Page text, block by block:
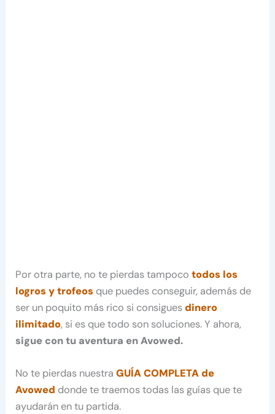
Por otra parte, no te pierdas tampocotodos los
logros y trofeos que puedes conseguir, además de
ser un poquito más rico si consiguesdinero
ilimitado, si es que todo son soluciones. Y ahora,
sigue con tu aventura en Avowed.
No te pierdas nuestraGUÍA COMPLETA de
Avowed donde te traemos todas las guías que te
ayudarán en tu partida.